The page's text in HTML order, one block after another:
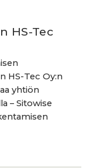
HS-Tec
HS-Tec Oy:n
yhtiön
– Sitowise